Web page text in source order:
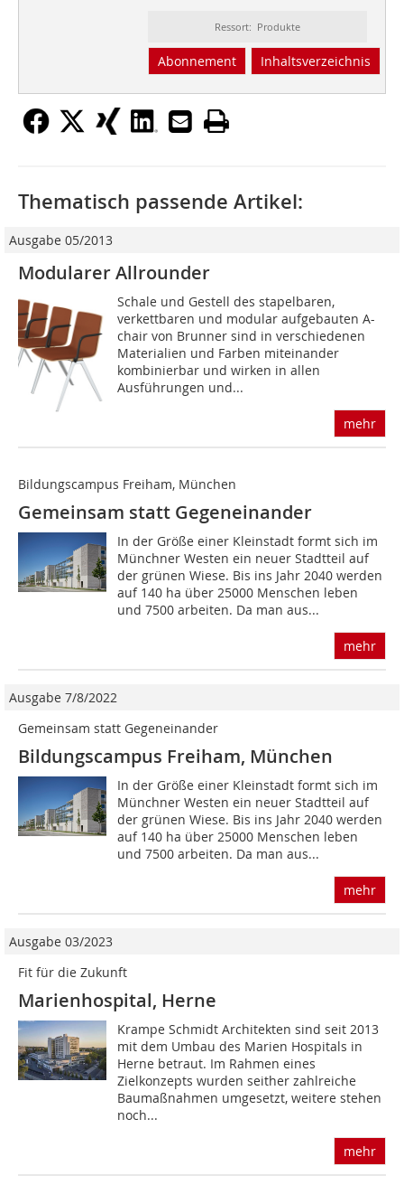
Ressort: Produkte
Abonnement Inhaltsverzeichnis
Thematisch passende Artikel:
Ausgabe 05/2013
Modularer Allrounder
Schale und Gestell des stapelbaren,
verkettbaren und modular aufgebauten A-
chair von Brunner sind in verschiedenen
Materialien und Farben miteinander
kombinierbar und wirken in allen
Ausführungen und...
mehr
Bildungscampus Freiham, München
Gemeinsam statt Gegeneinander
In der Größe einer Kleinstadt formt sich im
Münchner Westen ein neuer Stadtteil auf
der grünen Wiese. Bis ins Jahr 2040 werden
auf 140 ha über 25000 Menschen leben
und 7500 arbeiten. Da man aus...
mehr
Ausgabe 7/8/2022
Gemeinsam statt Gegeneinander
Bildungscampus Freiham, München
In der Größe einer Kleinstadt formt sich im
Münchner Westen ein neuer Stadtteil auf
der grünen Wiese. Bis ins Jahr 2040 werden
auf 140 ha über 25000 Menschen leben
und 7500 arbeiten. Da man aus...
mehr
Ausgabe 03/2023
Fit für die Zukunft
Marienhospital, Herne
Krampe Schmidt Architekten sind seit 2013
mit dem Umbau des Marien Hospitals in
Herne betraut. Im Rahmen eines
Zielkonzepts wurden seither zahlreiche
Baumaßnahmen umgesetzt, weitere stehen
noch...
mehr